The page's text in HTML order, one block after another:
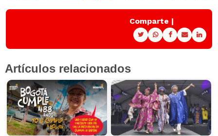
Comparte |
Artículos relacionados